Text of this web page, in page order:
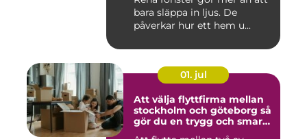
bara släppa in ljus. De
påverkar hur ett hem u...
01. jul
Att välja flyttfirma mellan
stockholm och göteborg så
gör du en trygg och smart